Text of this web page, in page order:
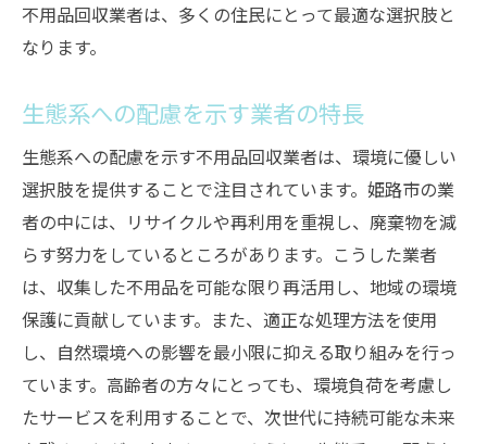
不用品回収業者は、多くの住民にとって最適な選択肢と
なります。
生態系への配慮を示す業者の特長
生態系への配慮を示す不用品回収業者は、環境に優しい
選択肢を提供することで注目されています。姫路市の業
者の中には、リサイクルや再利用を重視し、廃棄物を減
らす努力をしているところがあります。こうした業者
は、収集した不用品を可能な限り再活用し、地域の環境
保護に貢献しています。また、適正な処理方法を使用
し、自然環境への影響を最小限に抑える取り組みを行っ
ています。高齢者の方々にとっても、環境負荷を考慮し
たサービスを利用することで、次世代に持続可能な未来